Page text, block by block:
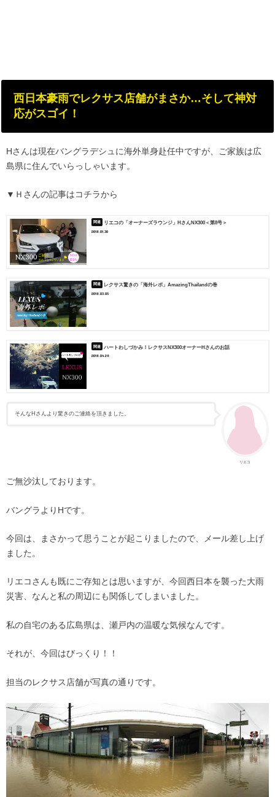
西日本豪雨でレクサス店舗がまさか…そして神対
応がスゴイ！
Hさんは現在バングラデシュに海外単身赴任中ですが、ご家族は広
島県に住んでいらっしゃいます。
▼Ｈさんの記事はコチラから
リエコの「オーナーズラウンジ」HさんNX300＜第8号＞
2018.01.30
レクサス驚きの「海外レポ」AmazingThailandの巻
2018.03.05
ハートわしづかみ！レクサスNX300オーナーHさんのお話
2018.04.28
リエコ
そんなHさんより驚きのご連絡を頂きました。
ご無沙汰しております。
バングラよりHです。
今回は、まさかって思うことが起こりましたので、メール差し上げ
ました。
リエコさんも既にご存知とは思いますが、今回西日本を襲った大雨
災害、なんと私の周辺にも関係してしまいました。
私の自宅のある広島県は、瀬戸内の温暖な気候なんです。
それが、今回はびっくり！！
担当のレクサス店舗が写真の通りです。